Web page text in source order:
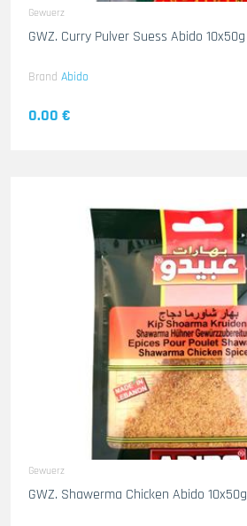
Gewuerz
GWZ. Curry Pulver Suess Abido 10x50g
Brand Abido
0.00 €
Gewuerz
GWZ. Shawerma Chicken Abido 10x50g